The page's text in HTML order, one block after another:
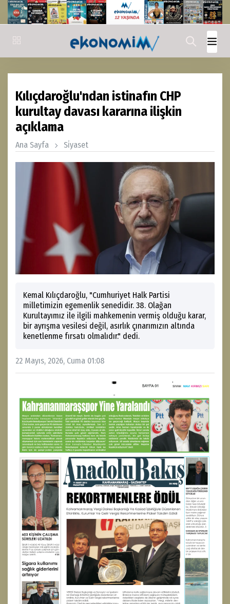
Kılıçdaroğlu'ndan istinafın CHP
kurultay davası kararına ilişkin
açıklama
Ana Sayfa Si̇yaset
Kemal Kılıçdaroğlu, "Cumhuriyet Halk Partisi
milletimizin egemenlik senedidir. 38. Olağan
Kurultayımız ile ilgili mahkemenin vermiş olduğu karar,
bir ayrışma vesilesi değil, asırlık çınarımızın altında
kenetlenme fırsatı olmalıdır." dedi.
22 Mayıs, 2026, Cuma 01:08